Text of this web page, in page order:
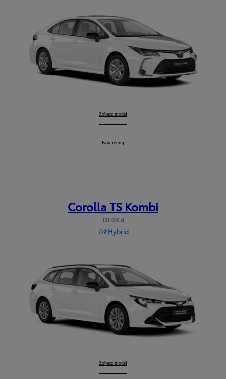
Corolla Sedan
Zobacz model
Corolla Sedan
Konfiguruj
Corolla TS Kombi
131 900 zł
Hybrid
Corolla TS Kombi
Zobacz model